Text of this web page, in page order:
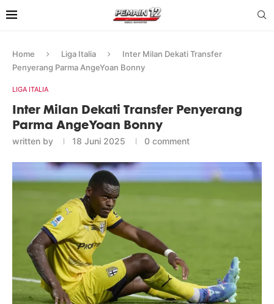
Home Liga Italia
Inter Milan Dekati Transfer
Penyerang Parma AngeYoan Bonny
LIGA ITALIA
Inter Milan Dekati Transfer Penyerang
Parma AngeYoan Bonny
written by 18 Juni 2025 0 comment